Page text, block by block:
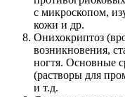
с микроскопом,
кожи и др.
Онихокриптоз
возникновения,
ногтя. Основные
(растворы для
и т.д.